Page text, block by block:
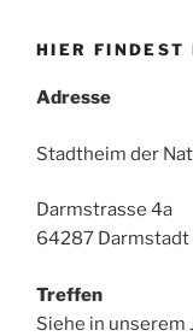
HIER FINDEST
Adresse
Stadtheim der
Darmstrasse 4a
64287 Darmstadt
Treffen
Siehe in unserem